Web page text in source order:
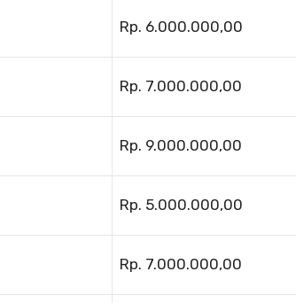
Rp. 6.000.000,00
Rp. 7.000.000,00
Rp. 9.000.000,00
Rp. 5.000.000,00
Rp. 7.000.000,00